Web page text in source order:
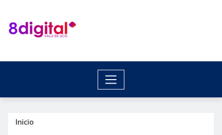
contenido
Inicio